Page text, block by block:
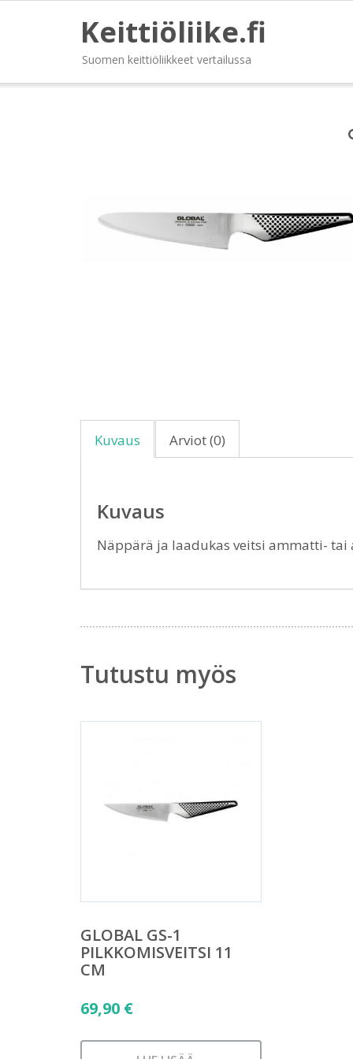
Keittiöliike.fi
Suomen keittiöliikkeet vertailussa
Kuvaus Arviot (0)
Kuvaus
Näppärä ja laadukas veitsi ammatti-
Tutustu myös
GLOBAL GS-1
PILKKOMISVEITSI 11
CM
69,90 €